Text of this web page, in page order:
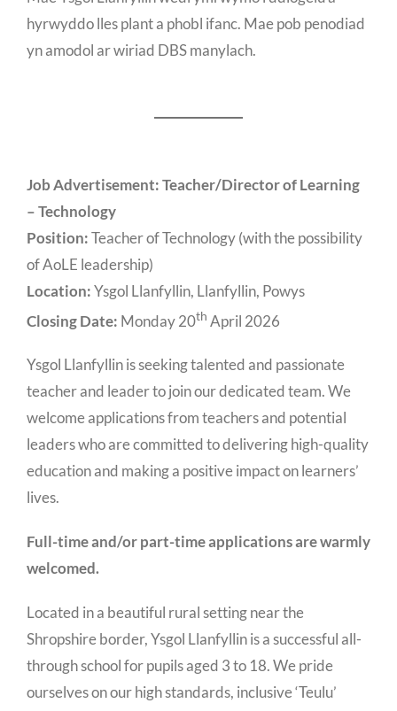
hyrwyddo lles plant a phobl ifanc. Mae pob penodiad
yn amodol ar wiriad DBS manylach.
Job Advertisement: Teacher/Director of Learning
– Technology
Position:Teacher of Technology (with the possibility
of AoLE leadership)
Location:Ysgol Llanfyllin, Llanfyllin, Powys
Closing Date: Monday 20th April 2026
Ysgol Llanfyllin is seeking talented and passionate
teacher and leader to join our dedicated team. We
welcome applications from teachers and potential
leaders who are committed to delivering high-quality
education and making a positive impact on learners’
lives.
Full-time and/or part-time applications are warmly
welcomed.
Located in a beautiful rural setting near the
Shropshire border, Ysgol Llanfyllin is a successful all-
through school for pupils aged 3 to 18. We pride
ourselves on our high standards, inclusive ‘Teulu’